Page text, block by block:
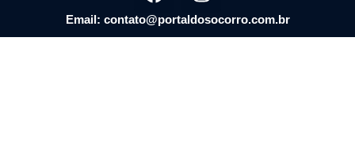
Email: contato@portaldosocorro.com.br